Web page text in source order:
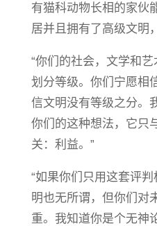
有猫科动物长相的家伙
居并且拥有了高级文明
“你们的社会，文学和
划分等级。你们宁愿相
信文明没有等级之分。
你们的这种想法，它只
关：利益。”
“如果你们只用这套评
明也无所谓，但你们对
重。我知道你是个无神